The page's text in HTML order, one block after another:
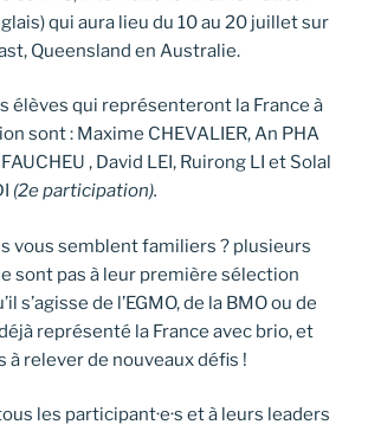
qui aura lieu du 10 au 20 juillet sur
Queensland en Australie.
élèves qui représenteront la France à
sont : Maxime CHEVALIER, An PHA
, David LEI, Ruirong LI et Solal
(2e participation).
vous semblent familiers ? plusieurs
sont pas à leur première sélection
s’agisse de l’EGMO, de la BMO ou de
représenté la France avec brio, et
à relever de nouveaux défis !
les participant·e·s et à leurs leaders